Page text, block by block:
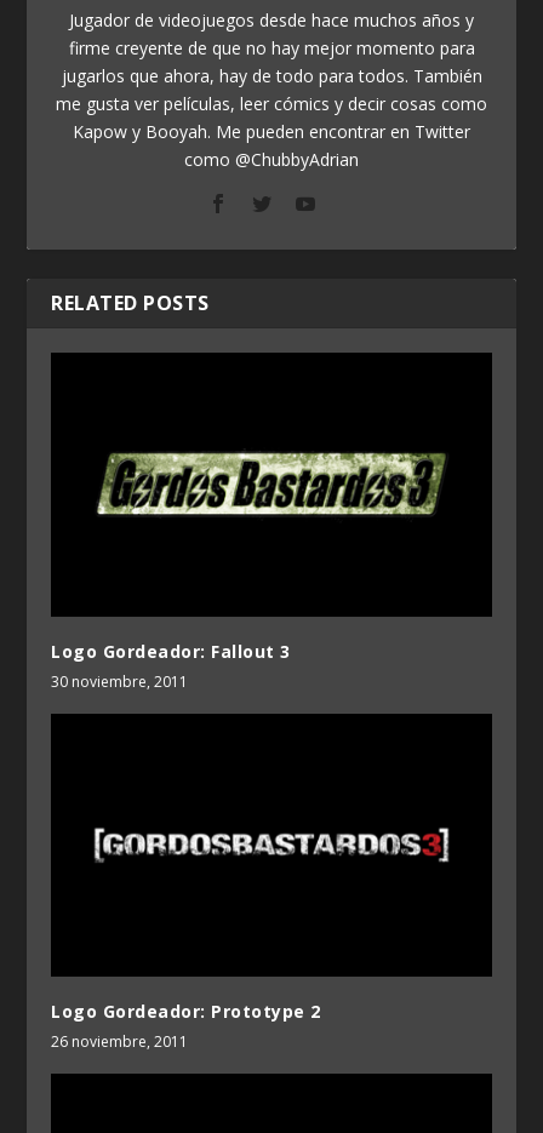
Jugador de videojuegos desde hace muchos años y
firme creyente de que no hay mejor momento para
jugarlos que ahora, hay de todo para todos. También
me gusta ver películas, leer cómics y decir cosas como
Kapow y Booyah. Me pueden encontrar en Twitter
como @ChubbyAdrian
RELATED POSTS
Logo Gordeador: Fallout 3
30 noviembre, 2011
Logo Gordeador: Prototype 2
26 noviembre, 2011